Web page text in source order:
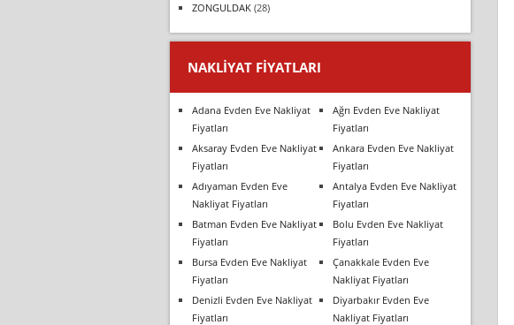
ZONGULDAK (28)
NAKLIYAT FIYATLARI
Adana Evden Eve Nakliyat
Fiyatları
Ağrı Evden Eve Nakliyat
Fiyatları
Aksaray Evden Eve Nakliyat
Fiyatları
Ankara Evden Eve Nakliyat
Fiyatları
Adıyaman Evden Eve
Nakliyat Fiyatları
Antalya Evden Eve Nakliyat
Fiyatları
Batman Evden Eve Nakliyat
Fiyatları
Bolu Evden Eve Nakliyat
Fiyatları
Bursa Evden Eve Nakliyat
Fiyatları
Çanakkale Evden Eve
Nakliyat Fiyatları
Denizli Evden Eve Nakliyat
Fiyatları
Diyarbakır Evden Eve
Nakliyat Fiyatları